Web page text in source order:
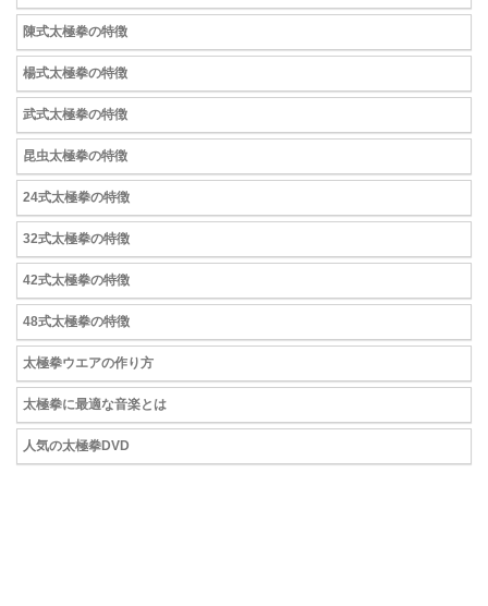
陳式太極拳の特徴
楊式太極拳の特徴
武式太極拳の特徴
昆虫太極拳の特徴
24式太極拳の特徴
32式太極拳の特徴
42式太極拳の特徴
48式太極拳の特徴
太極拳ウエアの作り方
太極拳に最適な音楽とは
人気の太極拳DVD